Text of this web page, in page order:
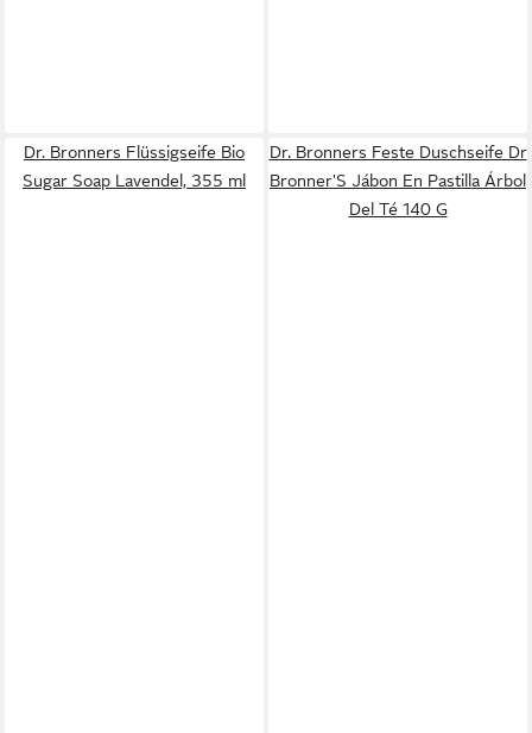
Dr. Bronners Flüssigseife Bio
Sugar Soap Lavendel, 355 ml
Dr. Bronners Feste Duschseife Dr
Bronner'S Jábon En Pastilla Árbol
Del Té 140 G